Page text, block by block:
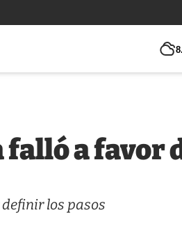
a favor
los pasos